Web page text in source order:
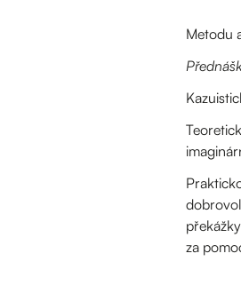
Metodu
za